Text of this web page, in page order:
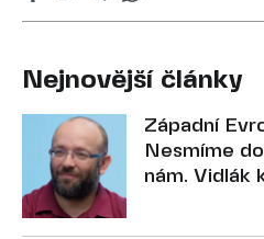
Nejnovější články
Západní
Nesmíme
nám. Vidlák